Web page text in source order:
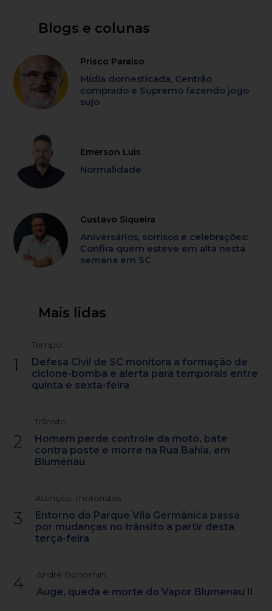
Blogs e colunas
Prisco Paraíso
Mídia domesticada, Centrão
comprado e Supremo fazendo jogo
sujo
Emerson Luis
Normalidade
Gustavo Siqueira
Aniversários, sorrisos e celebrações:
Confira quem esteve em alta nesta
semana em SC
Mais lidas
1
Tempo
Defesa Civil de SC monitora a formação de
ciclone-bomba e alerta para temporais entre
quinta e sexta-feira
2
Trânsito
Homem perde controle da moto, bate
contra poste e morre na Rua Bahia, em
Blumenau
3
Atenção, motoristas
Entorno do Parque Vila Germânica passa
por mudanças no trânsito a partir desta
terça-feira
4 André Bonomini
Auge, queda e morte do Vapor Blumenau II